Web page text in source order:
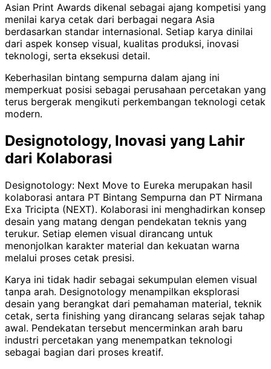
Asian Print Awards dikenal sebagai ajang kompetisi yang
menilai karya cetak dari berbagai negara Asia
berdasarkan standar internasional. Setiap karya dinilai
dari aspek konsep visual, kualitas produksi, inovasi
teknologi, serta eksekusi detail.
Keberhasilan bintang sempurna dalam ajang ini
memperkuat posisi sebagai perusahaan percetakan yang
terus bergerak mengikuti perkembangan teknologi cetak
modern.
Designotology, Inovasi yang Lahir
dari Kolaborasi
Designotology: Next Move to Eureka merupakan hasil
kolaborasi antara PT Bintang Sempurna dan PT Nirmana
Exa Tricipta (NEXT). Kolaborasi ini menghadirkan konsep
desain yang matang dengan pendekatan teknis yang
terukur. Setiap elemen visual dirancang untuk
menonjolkan karakter material dan kekuatan warna
melalui proses cetak presisi.
Karya ini tidak hadir sebagai sekumpulan elemen visual
tanpa arah. Designotology menampilkan eksplorasi
desain yang berangkat dari pemahaman material, teknik
cetak, serta finishing yang dirancang selaras sejak tahap
awal. Pendekatan tersebut mencerminkan arah baru
industri percetakan yang menempatkan teknologi
sebagai bagian dari proses kreatif.